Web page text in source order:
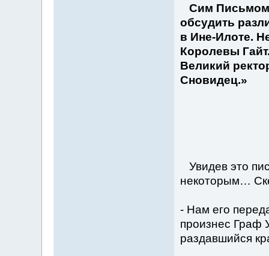
Сим Письмом
обсудить
в Ине-Илоте.
Королевы
Великий
Сновидец.»
Увидев это
некоторым…
- Нам его
произнес Граф
раздавшийся